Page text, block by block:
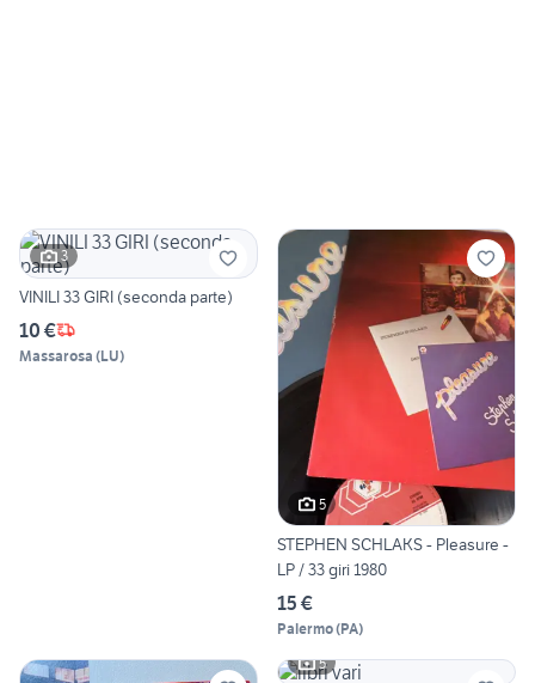
3
VINILI 33 GIRI (seconda parte)
10 €
Massarosa (LU)
5
STEPHEN SCHLAKS - Pleasure -
LP / 33 giri 1980
15 €
Palermo(PA)
5